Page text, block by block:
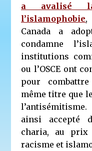
a avalisé la
l’islamophobie,
Canada a
condamne
institutions
ou l’OSCE ont
pour
même titre que
ainsi accepté
charia, au prix
racisme et